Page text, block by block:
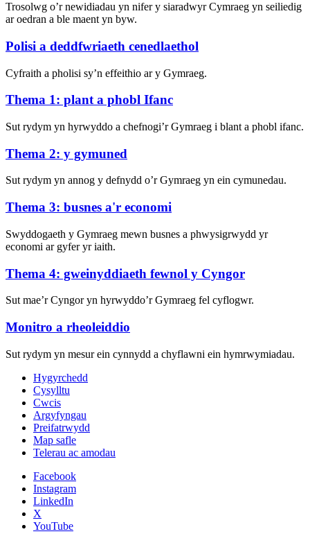
Trosolwg o’r newidiadau yn nifer y siaradwyr Cymraeg yn seiliedig
ar oedran a ble maent yn byw.
Polisi a deddfwriaeth cenedlaethol
Cyfraith a pholisi sy’n effeithio ar y Gymraeg.
Thema 1: plant a phobl Ifanc
Sut rydym yn hyrwyddo a chefnogi’r Gymraeg i blant a phobl ifanc.
Thema 2: y gymuned
Sut rydym yn annog y defnydd o’r Gymraeg yn ein cymunedau.
Thema 3: busnes a'r economi
Swyddogaeth y Gymraeg mewn busnes a phwysigrwydd yr
economi ar gyfer yr iaith.
Thema 4: gweinyddiaeth fewnol y Cyngor
Sut mae’r Cyngor yn hyrwyddo’r Gymraeg fel cyflogwr.
Monitro a rheoleiddio
Sut rydym yn mesur ein cynnydd a chyflawni ein hymrwymiadau.
Hygyrchedd
Cysylltu
Cwcis
Argyfyngau
Preifatrwydd
Map safle
Telerau ac amodau
Facebook
Instagram
LinkedIn
X
YouTube